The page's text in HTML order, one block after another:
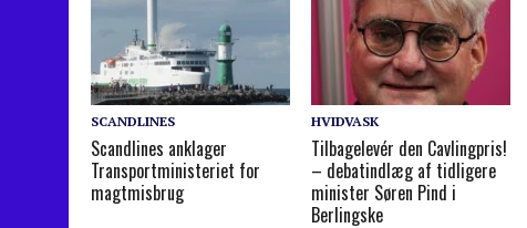
SCANDLINES
Scandlines anklager
Transportministeriet for
magtmisbrug
HVIDVASK
Tilbagelevér den Cavlingpris!
– debatindlæg af tidligere
minister Søren Pind i
Berlingske